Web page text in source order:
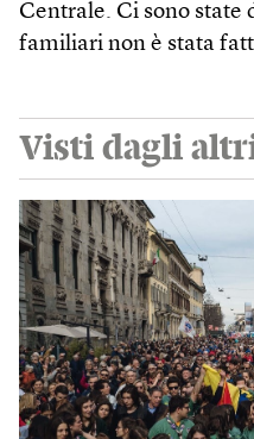
Centrale. Ci sono state
familiari non è stata
Visti dagli